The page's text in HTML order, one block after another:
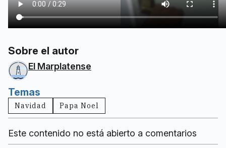
Sobre el autor
El Marplatense
Temas
Navidad Papa Noel
Este contenido no está abierto a comentarios